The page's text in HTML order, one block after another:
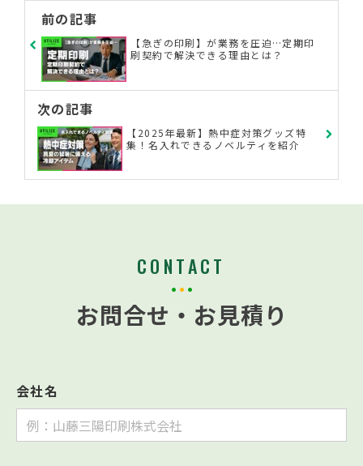
前の記事
【急ぎの印刷】が業務を圧迫…定期印
刷契約で解決できる理由とは？
次の記事
【2025年最新】熱中症対策グッズ特
集！名入れできるノベルティを紹介
CONTACT
お問合せ・お見積り
会社名